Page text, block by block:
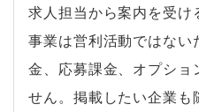
求人担当から案内を受
事業は営利活動ではな
金、応募課金、オプショ
せん。掲載したい企業も